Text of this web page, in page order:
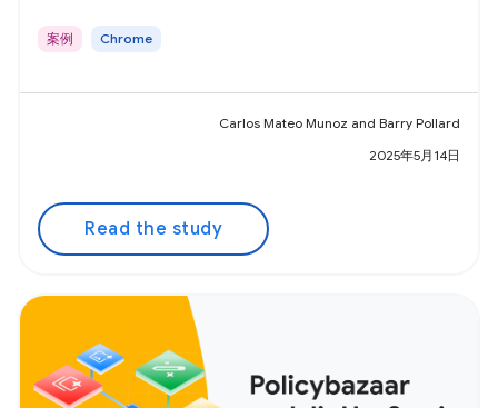
案例 Chrome
Carlos Mateo Munoz and Barry Pollard
2025年5月14日
Read the study